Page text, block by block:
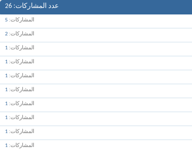
عدد المشاركات 26
المشاركات 5
المشاركات 2
المشاركات 1
المشاركات 1
المشاركات 1
المشاركات 1
المشاركات 1
المشاركات 1
المشاركات 1
المشاركات 1